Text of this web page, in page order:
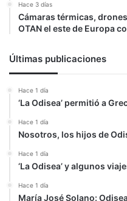
Hace 3 días
Cámaras térmicas,
OTAN el este de Europa
Últimas publicaciones
Hace 1 día
‘La Odisea’ permitió a
Hace 1 día
Nosotros, los hijos de
Hace 1 día
‘La Odisea’ y algunos
Hace 1 día
María José Solano: